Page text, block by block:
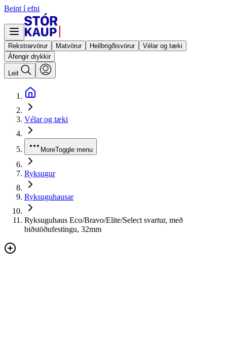
Beint í efni
Rekstrarvörur Matvörur Heilbrigðisvörur
Vélar og tæki
Áfengir drykkir
Leit
Vélar og tæki
MoreToggle menu
Ryksugur
Ryksuguhausar
Ryksuguhaus Eco/Bravo/Elite/Select svartur, með
biðstöðufestingu, 32mm